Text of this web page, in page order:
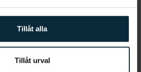
Tillåt alla
Tillåt urval